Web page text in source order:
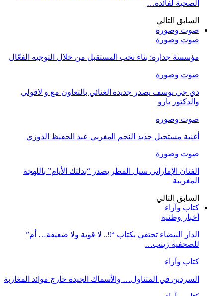
الصحية لفائدة…
السابق التالي
صوت وصورة
صوت وصورة
مؤسسة جدارة: بناء نخب المستقبل من خلال التوجيه الفعّال
صوت وصورة
دي جي يوسف يصدر جديده الغنائي بالتعاون مع و لافولي
والدكتور يارو
صوت وصورة
أغنية مستحيل جديد النجم المغربي عبد الحفيظ الدوزي
صوت وصورة
الفنان الإماراتي سيل المطر يصدر “بدلتك الأيام” باللهجة
المغربية
السابق التالي
كتاب وآراء
أخبار وطنية
الدار البيضاء تحتفي بكتاب “9.. لا قوية ولا ضعيفة… أم”
للصحفية زينب…
كتاب وآراء
السردين في المتناول… والأسماك الجيدة خارج موائد المغاربة